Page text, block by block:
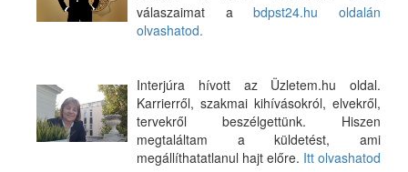
válaszaimat abdpst24.hu oldalán
olvashatod.
Interjúra hívott az Üzletem.hu oldal.
Karrierről, szakmai kihívásokról, elvekről,
tervekről beszélgettünk. Hiszen
megtaláltam a küldetést, ami
megállíthatatlanul hajt előre. Itt olvashatod